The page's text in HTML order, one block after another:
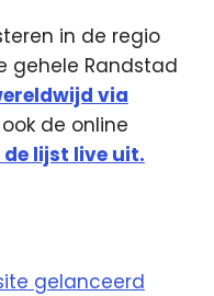
in de regio
gehele Randstad
via
de online
lijst live uit.
gelanceerd